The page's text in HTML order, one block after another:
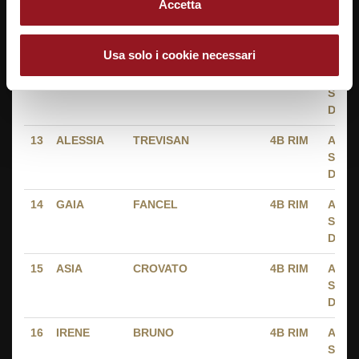
Accetta
Usa solo i cookie necessari
BIANCO
SAN
12 ALEX TESO 2003 2B BC
SAN
13 ALESSIA TREVISAN 4B RIM
SAN
14 GAIA FANCEL 4B RIM
SAN
15 ASIA CROVATO 4B RIM
SAN
16 IRENE BRUNO 4B RIM
SAN